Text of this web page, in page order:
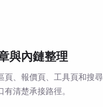
與內鏈整理
頁、報價頁、工具頁和搜
清楚承接路徑。